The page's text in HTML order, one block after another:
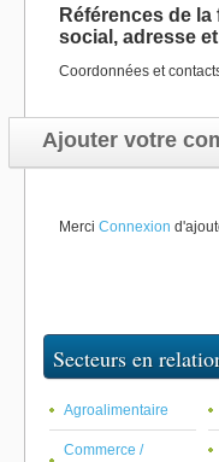
Références de
social, adresse
Coordonnées et
Ajouter votre
Merci Connexion
Secteurs en
Agroalimentaire
Commerce /